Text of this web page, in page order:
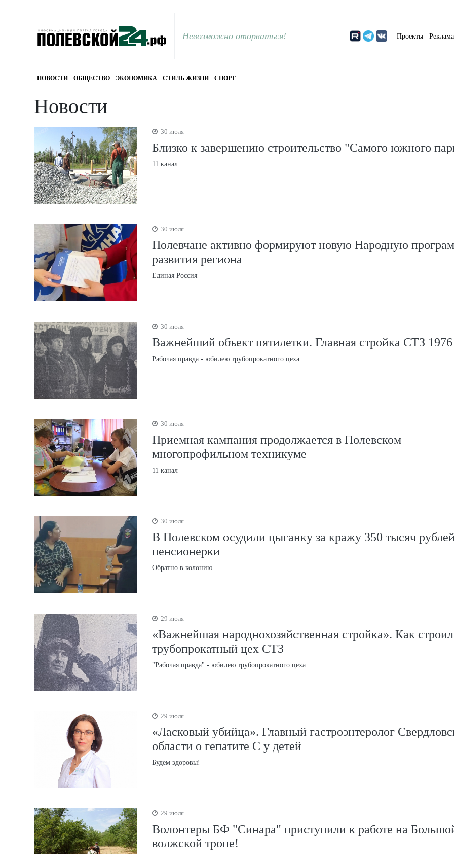
Невозможно оторваться! Проекты Реклама
НОВОСТИ ОБЩЕСТВО ЭКОНОМИКА СТИЛЬ ЖИЗНИ СПОРТ
Новости
30 июля
Близко к завершению строительство "Самого южного
11 канал
30 июля
Полевчане активно формируют новую Народную
развития региона
Единая Россия
30 июля
Важнейший объект пятилетки. Главная стройка СТЗ 1976
Рабочая правда - юбилею трубопрокатного цеха
30 июля
Приемная кампания продолжается в Полевском
многопрофильном техникуме
11 канал
30 июля
В Полевском осудили цыганку за кражу 350 тысяч
пенсионерки
Обратно в колонию
29 июля
«Важнейшая народнохозяйственная стройка». Как
трубопрокатный цех СТЗ
"Рабочая правда" - юбилею трубопрокатного цеха
29 июля
«Ласковый убийца». Главный гастроэнтеролог
области о гепатите С у детей
Будем здоровы!
29 июля
Волонтеры БФ "Синара" приступили к работе на
волжской тропе!